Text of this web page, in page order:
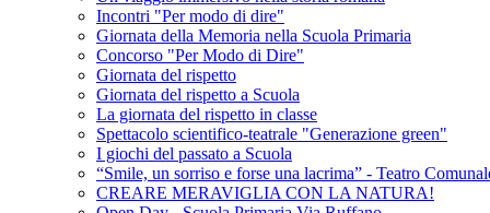
Incontri "Per modo di dire"
Giornata della Memoria nella Scuola Primaria
Concorso "Per Modo di Dire"
Giornata del rispetto
Giornata del rispetto a Scuola
La giornata del rispetto in classe
Spettacolo scientifico-teatrale "Generazione green"
I giochi del passato a Scuola
“Smile, un sorriso e forse una lacrima” - Teatro
CREARE MERAVIGLIA CON LA NATURA!